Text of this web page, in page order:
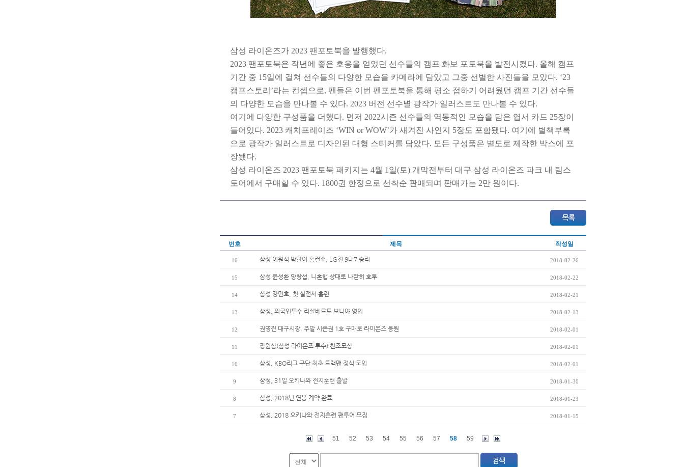
삼성 라이온즈가 2023 팬포토북을 발행했다.
2023 팬포토북은 작년에 좋은 호응을 얻었던 선수들의 캠프 화보 포토북을 발전시켰다. 올해 캠프
기간 중 15일에 걸쳐 선수들의 다양한 모습을 카메라에 담았고 그중 선별한 사진들을 모았다. ‘23
캠프스토리’라는 컨셉으로, 팬들은 이번 팬포토북을 통해 평소 접하기 어려웠던 캠프 기간 선수들
의 다양한 모습을 만나볼 수 있다. 2023 버전 선수별 광작가 일러스트도 만나볼 수 있다.
여기에 다양한 구성품을 더했다. 먼저 2022시즌 선수들의 역동적인 모습을 담은 엽서 카드 25장이
들어있다. 2023 캐치프레이즈 ‘WIN or WOW’가 새겨진 사인지 5장도 포함됐다. 여기에 별책부록
으로 광작가 일러스트로 디자인된 대형 스티커를 담았다. 모든 구성품은 별도로 제작한 박스에 포
장됐다.
삼성 라이온즈 2023 팬포토북 패키지는 4월 1일(토) 개막전부터 대구 삼성 라이온즈 파크 내 팀스
토어에서 구매할 수 있다. 1800권 한정으로 선착순 판매되며 판매가는 2만 원이다.
번호 제목 작성일
16 삼성 이원석 박한이 홈런쇼, LG전 9대7 승리 2018-02-26
15 삼성 윤성환 양창섭, 니혼햄 상대로 나란히 호투 2018-02-22
14 삼성 강민호, 첫 실전서 홈런 2018-02-21
13 삼성, 외국인투수 리살베르토 보니야 영입 2018-02-13
12 권영진 대구시장, 주말 시즌권 1호 구매로 라이온즈 응원 2018-02-01
11 장원삼(삼성 라이온즈 투수) 친조모상 2018-02-01
10 삼성, KBO리그 구단 최초 트랙맨 정식 도입 2018-02-01
9 삼성, 31일 오키나와 전지훈련 출발 2018-01-30
8 삼성, 2018년 연봉 계약 완료 2018-01-23
7 삼성, 2018 오키나와 전지훈련 팬투어 모집 2018-01-15
51 52 53 54 55 56 57 58 59